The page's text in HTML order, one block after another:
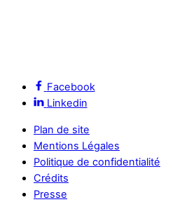
Facebook
Linkedin
Plan de site
Mentions Légales
Politique de confidentialité
Crédits
Presse